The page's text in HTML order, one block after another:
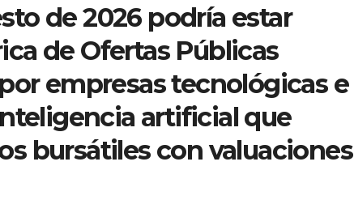
de 2026 podría estar
de Ofertas Públicas
empresas tecnológicas e
artificial que
bursátiles con valuaciones